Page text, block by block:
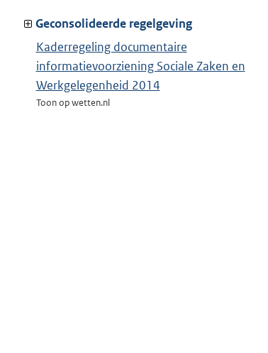
van:
Geconsolideerde regelgeving
Kaderregeling documentaire
informatievoorziening Sociale Zaken en
Werkgelegenheid 2014
Toon op wetten.nl